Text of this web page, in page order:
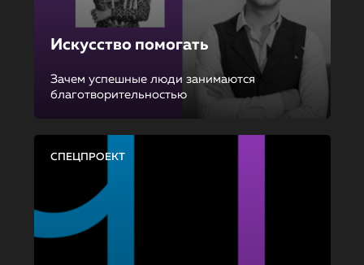
Искусство помогать
Зачем успешные люди занимаются
благотворительностью
СПЕЦПРОЕКТ